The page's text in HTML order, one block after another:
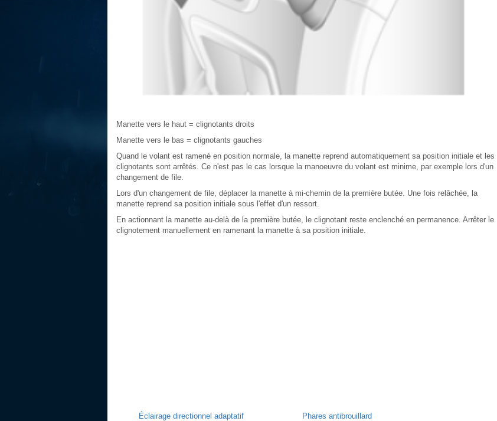
Manette vers le haut = clignotants droits
Manette vers le bas = clignotants gauches
Quand le volant est ramené en position normale, la manette reprend automatiquement sa position initiale et les
clignotants sont arrêtés. Ce n'est pas le cas lorsque la manoeuvre du volant est minime, par exemple lors d'un
changement de file.
Lors d'un changement de file, déplacer la manette à mi-chemin de la première butée. Une fois relâchée, la
manette reprend sa position initiale sous l'effet d'un ressort.
En actionnant la manette au-delà de la première butée, le clignotant reste enclenché en permanence. Arrêter le
clignotement manuellement en ramenant la manette à sa position initiale.
Éclairage directionnel adaptatif Phares antibrouillard